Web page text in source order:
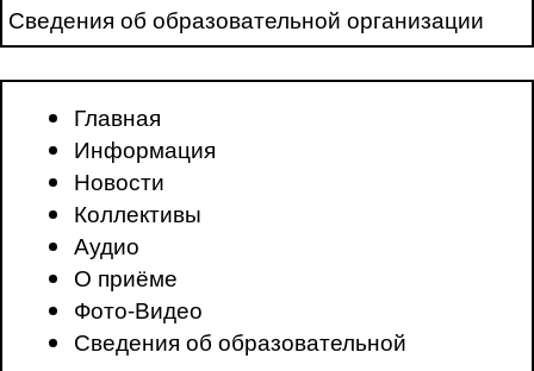
Сведения об образовательной организации
Главная
Информация
Новости
Коллективы
Аудио
О приёме
Фото-Видео
Сведения об образовательной